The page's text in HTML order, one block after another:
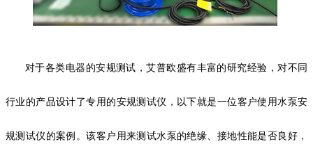
对于各类电器的安规测试，艾普欧盛有丰富的研究经验，对不同
行业的产品设计了专用的安规测试仪，以下就是一位客户使用水泵安
规测试仪的案例。该客户用来测试水泵的绝缘、接地性能是否良好，